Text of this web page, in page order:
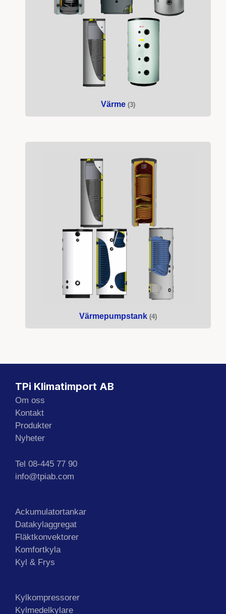
Värme (3)
Värmepumpstank (4)
TPi Klimatimport AB
Om oss
Kontakt
Produkter
Nyheter
Tel 08-445 77 90
info@tpiab.com
Ackumulatortankar
Datakylaggregat
Fläktkonvektorer
Komfortkyla
Kyl & Frys
Kylkompressorer
Kylmedelkylare